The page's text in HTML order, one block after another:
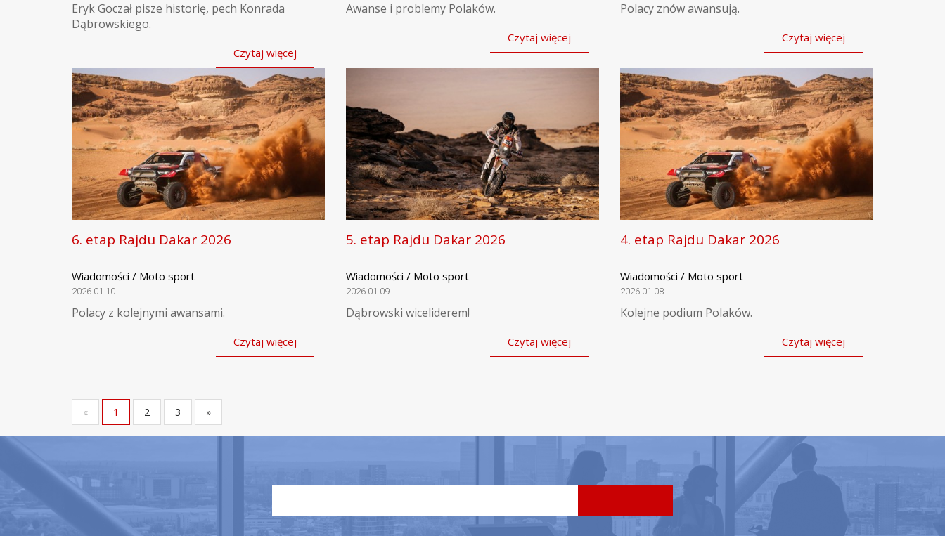
Eryk Goczał pisze historię, pech Konrada
Dąbrowskiego.
Czytaj więcej
Awanse i problemy Polaków.
Czytaj więcej
Polacy znów awansują.
Czytaj więcej
6. etap Rajdu Dakar 2026
Wiadomości / Moto sport
2026.01.10
Polacy z kolejnymi awansami.
Czytaj więcej
5. etap Rajdu Dakar 2026
Wiadomości / Moto sport
2026.01.09
Dąbrowski wiceliderem!
Czytaj więcej
4. etap Rajdu Dakar 2026
Wiadomości / Moto sport
2026.01.08
Kolejne podium Polaków.
Czytaj więcej
« 1 2 3 »